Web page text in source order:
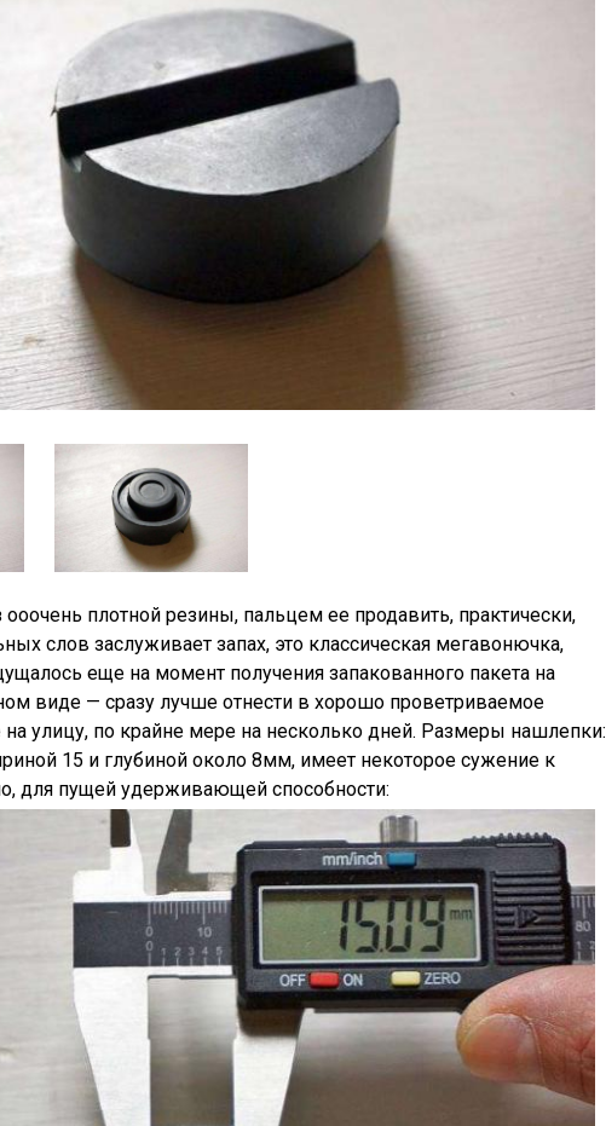
плотной резины, пальцем ее продавить, практически,
слов заслуживает запах, это классическая мегавонючка,
еще на момент получения запакованного пакета на
виде — сразу лучше отнести в хорошо проветриваемое
улицу, по крайне мере на несколько дней. Размеры нашлепки:
15 и глубиной около 8мм, имеет некоторое сужение к
для пущей удерживающей способности: